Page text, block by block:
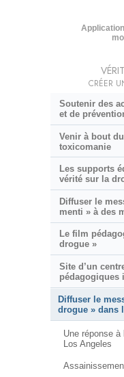
CRÉER
Soutenir des
et de
Venir à bout
toxicomanie
Les supports
vérité sur la
Diffuser le
menti » à des
Le film
drogue »
Site d’un
pédagogiques
Diffuser le
drogue » dans
Une réponse
Los Angeles